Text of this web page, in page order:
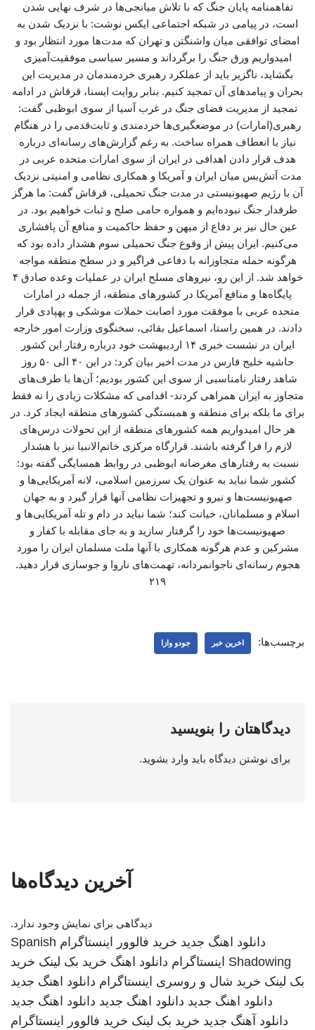
تفاهمنامه پایان جنگ که با تلاش میانجی‌ها در شرف نهایی شدن
است، در پیامی در شبکه اجتماعی ایکس نوشت: با نزدیک شدن به
امضای توافقی میان واشنگتن و تهران که مدت‌ها مورد انتظار بود و
امیدواریم ورق جنگ را برگرداند و مسیر سیاسی موفقیت‌آمیزی
بگشاید، ناگزیر باید از عملکرد رهبری خردمندمان در مدیریت این
بحران و پیامدهای آن تمجید کنیم. بنابر روایت ایسنا، قرقاش در ادامه
تمجید از مدیریت فضای جنگ در غرب آسیا از سوی ابوظبی گفت:
رهبری(امارات) در موضعگیری‌ها خردمندی و ثابت‌قدمی را در هنگام
نیاز با انعطاف همراه ساخت. به رغم گزارش‌های رسانه‌ای درباره
هدف قرار دادن اهدافی در ایران از سوی امارات متحده عربی در
مدت آتش‌بس میان ایران و آمریکا و همکاری نظامی و امنیتی نزدیک
آن با رژیم صهیونیستی در مدت جنگ تحمیلی، قرقاش گفت: ما هرگز
طرفدار جنگ نبوده‌ایم و همواره حامی صلح و ثبات خواهیم بود. در
عین حال نیز بر دفاع از میهن و حفظ حاکمیت و منافع آن پافشاری
می‌کنیم. ایران پیش از وقوع جنگ تحمیلی سوم هشدار داده بود که
هرگونه حمله متجاوزانه با دفاعی فراگیر و در سطح منطقه مواجه
خواهد شد. از این رو، نیروهای مسلح ایران در عملیات وعده صادق ۴
پایگاه‌ها و منافع آمریکا در کشورهای منطقه، از جمله در امارات
متحده عربی با موفقت مورد اصابت حملات موشکی و پهپادی قرار
دادند. در همین راستا، اسماعیل بقائی، سخنگوی وزارت امور خارجه
ایران در نشست خبری ۱۴ اردیبهشت خود درباره رفتار این کشور
حاشیه خلیج فارس در مدت اخیر بیان کرد: در این ۴۰ الی ۵۰ روز
شاهد رفتار نامناسبی از سوی این کشور بودیم؛ آن‌ها با طرف‌های
متجاوز به ایران همراهی کردند- اقدامی که مشکلات زیادی را نه فقط
برای ما بلکه برای منطقه و همبستگی کشورهای منطقه ایجاد کرد. در
هر حال امیدواریم همه کشورهای منطقه از این تحولات درس‌های
لازم را فرا گرفته باشند. قرارگاه مرکزی خاتم‌الانبیا نیز با هشدار
نسبت به رفتارهای مغرضانه ابوظبی در روابط همسایگی گفته بود:
کشور شما نباید به عنوان یک سرزمین اسلامی، لانه آمریکایی‌ها و
صهیونیست‌ها و نیرو و تجهیزات نظامی آنها قرار گیرد و به جهان
اسلام و مسلمانان، خیانت کند؛ شما نباید در دام و تله‌ آمریکایی‌ها و
صهیونیست‌ها خود را گرفتار سازید و به جای مقابله با کفار و
مشرکین و عدم هرگونه همکاری با آنها ملت مسلمان ایران را مورد
هجوم رسانه‌ای ناجوانمردانه، تهمت‌های ناروا و جوسازی قرار دهید.
۲۱۹
برچسب‌ها: اخرین خبر جودو وازا
دیدگاهتان را بنویسید
برای نوشتن دیدگاه باید وارد بشوید.
آخرین دیدگاه‌ها
دیدگاهی برای نمایش وجود ندارد.
دانلود اهنگ جدید خرید فالوور اینستاگرام Spanish
Shadowing اینستاگرام دانلود اهنگ خرید بک لینک خرید
بک لینک خرید شال و روسری اینستاگرام دانلود اهنگ جدید
دانلود اهنگ جدید دانلود اهنگ جدید دانلود اهنگ جدید
دانلود آهنگ جدید خرید بک لینک خرید فالوور اینستاگرام